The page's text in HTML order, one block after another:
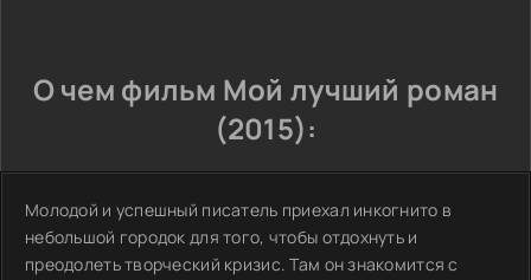
О чем фильм Мой лучший роман
(2015):
Молодой и успешный писатель приехал инкогнито в
небольшой городок для того, чтобы отдохнуть и
преодолеть творческий кризис. Там он знакомится с